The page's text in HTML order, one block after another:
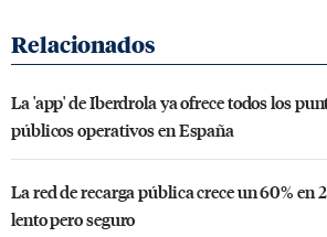
La 'app' de Iberdrola ya ofrece todos los
públicos operativos en España
La red de recarga pública crece un 60% en
lento pero seguro